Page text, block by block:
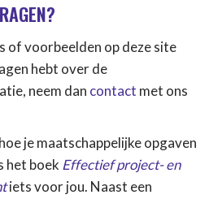
of voorbeelden op deze site
hebt over de
neem dan contact met ons
je maatschappelijke opgaven
het boek Effectief project- en
iets voor jou. Naast een